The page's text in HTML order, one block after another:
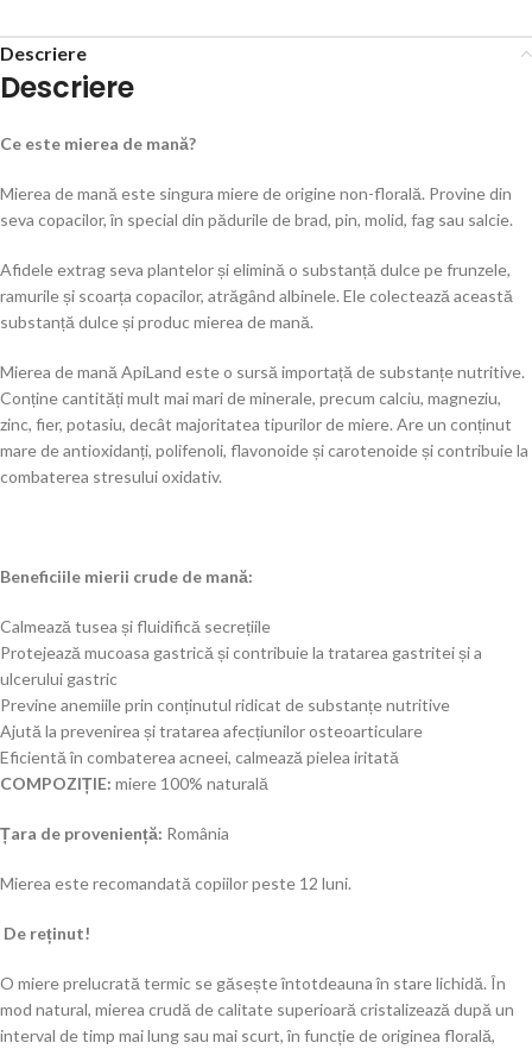
Descriere
Descriere
Ce este mierea de mană?
Mierea de mană este singura miere de origine non-florală. Provine din
seva copacilor, în special din pădurile de brad, pin, molid, fag sau salcie.
Afidele extrag seva plantelor și elimină o substanță dulce pe frunzele,
ramurile și scoarța copacilor, atrăgând albinele. Ele colectează această
substanță dulce și produc mierea de mană.
Mierea de mană ApiLand este o sursă importață de substanțe nutritive.
Conține cantități mult mai mari de minerale, precum calciu, magneziu,
zinc, fier, potasiu, decât majoritatea tipurilor de miere. Are un conținut
mare de antioxidanți, polifenoli, flavonoide și carotenoide și contribuie la
combaterea stresului oxidativ.
Beneficiile mierii crude de mană:
Calmează tusea și fluidifică secrețiile
Protejează mucoasa gastrică și contribuie la tratarea gastritei și a
ulcerului gastric
Previne anemiile prin conținutul ridicat de substanțe nutritive
Ajută la prevenirea și tratarea afecțiunilor osteoarticulare
Eficientă în combaterea acneei, calmează pielea iritată
COMPOZIȚIE: miere 100% naturală
Țara de proveniență: România
Mierea este recomandată copiilor peste 12 luni.
De reținut!
O miere prelucrată termic se găsește întotdeauna în stare lichidă. În
mod natural, mierea crudă de calitate superioară cristalizează după un
interval de timp mai lung sau mai scurt, în funcție de originea florală,